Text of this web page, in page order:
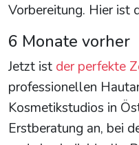
Vorbereitung. Hier ist
6 Monate vorher
Jetzt ist der perfekte
professionellen
Kosmetikstudios in
Erstberatung an, bei